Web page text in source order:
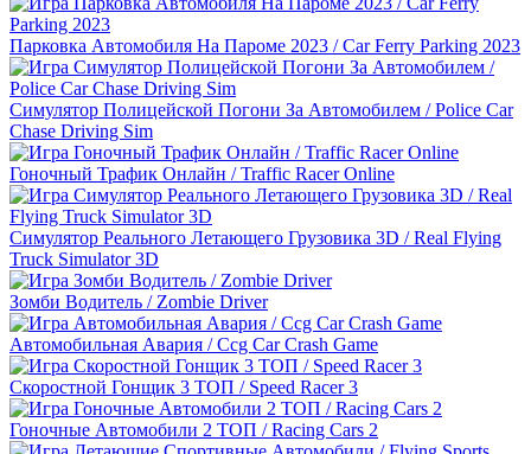
Парковка Автомобиля На Пароме 2023 / Car Ferry Parking 2023
Симулятор Полицейской Погони За Автомобилем / Police Car
Chase Driving Sim
Гоночный Трафик Онлайн / Traffic Racer Online
Симулятор Реального Летающего Грузовика 3D / Real Flying
Truck Simulator 3D
Зомби Водитель / Zombie Driver
Автомобильная Авария / Ccg Car Crash Game
Скоростной Гонщик 3 ТОП / Speed Racer 3
Гоночные Автомобили 2 ТОП / Racing Cars 2